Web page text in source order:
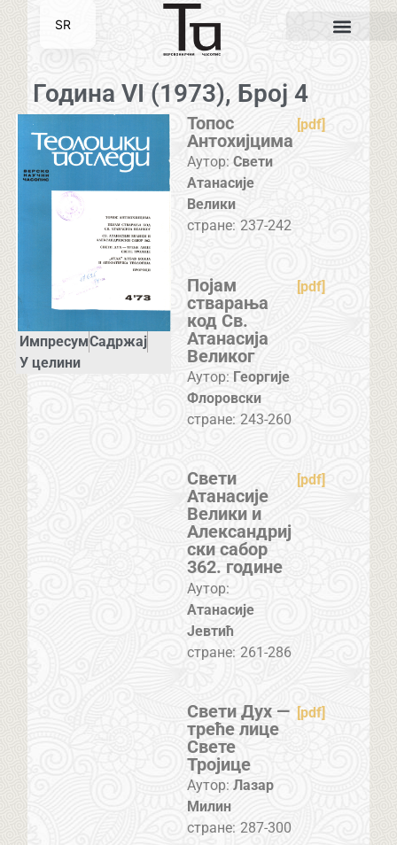
Година VI (1973), Број 4
ИмпресумСадржај
У целини
Топос
Антохијцима
[pdf]
Аутор: Свети
Атанасије
Велики
стране: 237-242
Појам
стварања
код Св.
Атанасија
Великог
[pdf]
Аутор: Георгије
Флоровски
стране: 243-260
Свети
Атанасије
Велики и
Александриј
ски сабор
362. године
[pdf]
Аутор:
Атанасије
Јевтић
стране: 261-286
Свети Дух —
треће лице
Свете
Тројице
[pdf]
Аутор: Лазар
Милин
стране: 287-300
SR
EN